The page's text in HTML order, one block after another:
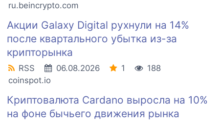
ru.beincrypto.com
Акции Galaxy Digital рухнули на 14%
после квартального убытка из-за
крипторынка
RSS 06.08.2026 1
188
coinspot.io
Криптовалюта Cardano выросла на 10%
на фоне бычьего движения рынка